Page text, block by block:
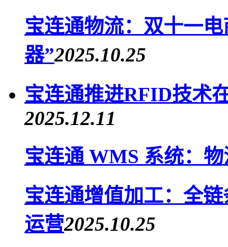
宝连通物流：双十一
器”2025.10.25
宝连通推进RFID技术
2025.12.11
宝连通 WMS 系统：
宝连通增值加工：全
运营2025.10.25